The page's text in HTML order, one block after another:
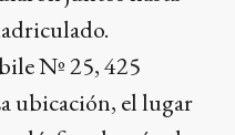
Nº 25, 425
ubicación, el lugar